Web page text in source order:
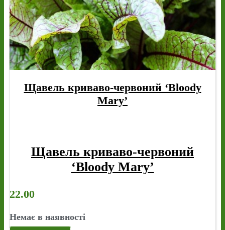
Щавель криваво-червоний ‘Bloody
Mary’
Щавель криваво-червоний
‘Bloody Mary’
22.00
Немає в наявності